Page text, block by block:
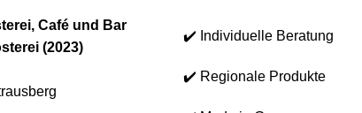
Café und Bar
(2023)
✔️ Individuelle Beratung
✔️ Regionale Produkte